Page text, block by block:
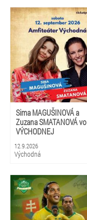
Sima MAGUŠINOVÁ a
Zuzana SMATANOVÁ vo
VÝCHODNEJ
12.9.2026
Východná